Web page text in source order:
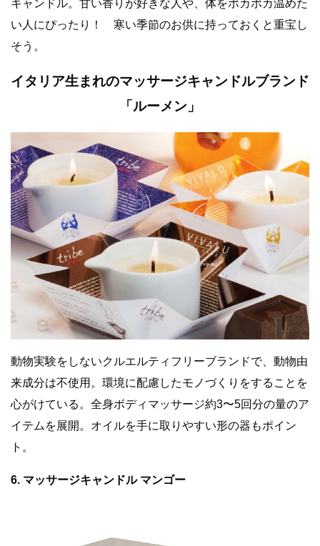
キャンドル。甘い香りが好きな人や、体をポカポカ温めた
い人にぴったり！ 寒い季節のお供に持っておくと重宝し
そう。
イタリア生まれのマッサージキャンドルブランド
「ルーメン」
動物実験をしないクルエルティフリーブランドで、動物由
来成分は不使用。環境に配慮したモノづくりをすることを
心がけている。全身ボディマッサージ約3〜5回分の量のア
イテムを展開。オイルを手に取りやすい形の器もポイン
ト。
6. マッサージキャンドル マンゴー